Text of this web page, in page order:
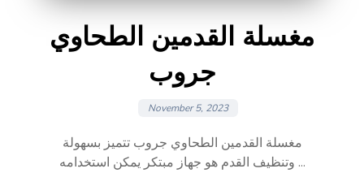
مغسلة القدمين الطحاوي
جروب
November 5, 2023
مغسلة القدمين الطحاوي جروب تتميز بسهولة
وتنظيف القدم هو جهاز مبتكر يمكن استخدامه ...